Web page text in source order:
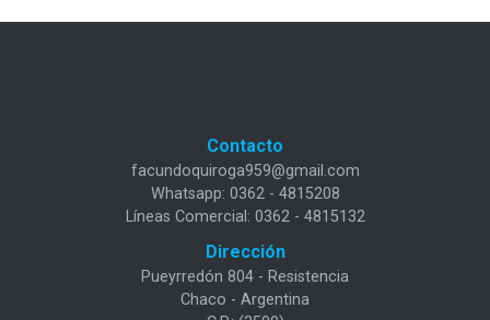
Contacto
facundoquiroga959@gmail.com
Whatsapp: 0362 - 4815208
Líneas Comercial: 0362 - 4815132
Dirección
Pueyrredón 804 - Resistencia
Chaco - Argentina